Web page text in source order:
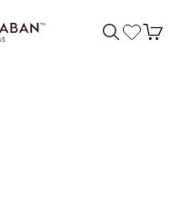
検索を開く
カー